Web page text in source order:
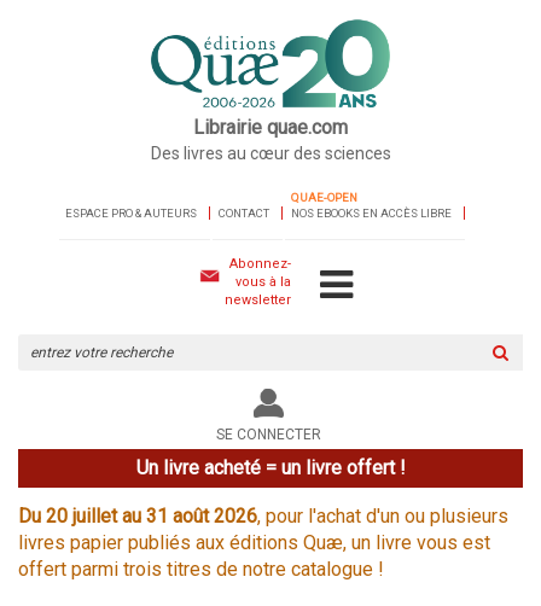
Librairie quae.com
Des livres au cœur des sciences
ESPACE PRO & AUTEURS CONTACT
QUAE-OPEN
NOS EBOOKS EN ACCÈS LIBRE
Abonnez-
vous à la
newsletter
le
site
SE CONNECTER
Un livre acheté = un livre offert !
Du 20 juillet au 31 août 2026, pour l'achat d'un ou plusieurs
livres papier publiés aux éditions Quæ, un livre vous est
offert parmi trois titres de notre catalogue !